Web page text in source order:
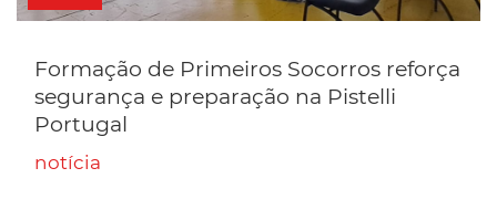
Formação de Primeiros Socorros reforça
segurança e preparação na Pistelli
Portugal
notícia